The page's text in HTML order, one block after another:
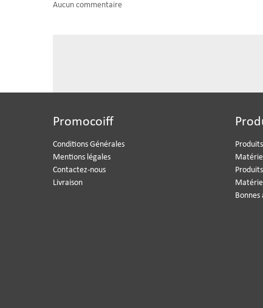
Aucun commentaire
Promocoiff
Conditions Générales
Mentions légales
Contactez-nous
Livraison
Bonnes